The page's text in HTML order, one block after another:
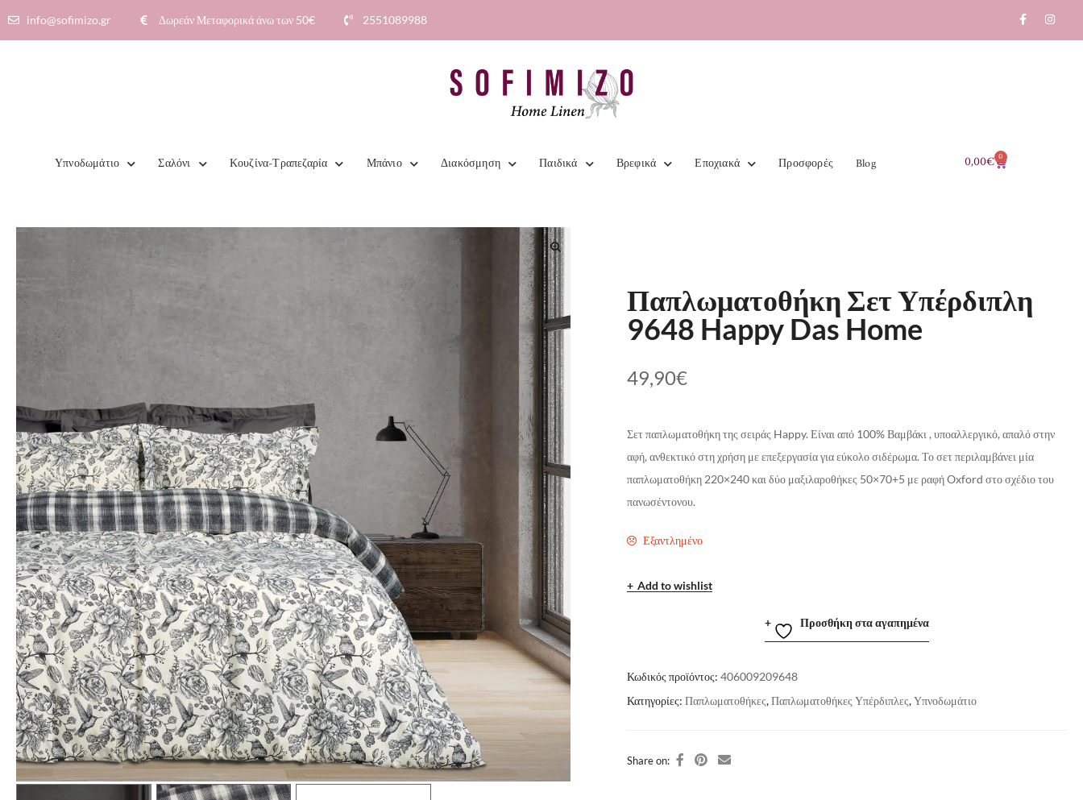
info@sofimizo.gr Δωρεάν Μεταφορικά άνω των 50€​ 2551089988
Υπνοδωμάτιο Σαλόνι Κουζίνα-Τραπεζαρία Μπάνιο Διακόσμηση Παιδικά Βρεφικά Εποχιακά Προσφορές Blog 0,00€ 0
Παπλωματοθήκη Σετ Υπέρδιπλη
9648 Happy Das Home
49,90€
Σετ παπλωματοθήκη της σειράς Happy. Είναι από 100% Βαμβάκι , υποαλλεργικό, απαλό στην
αφή, ανθεκτικό στη χρήση με επεξεργασία για εύκολο σιδέρωμα. Το σετ περιλαμβάνει μία
παπλωματοθήκη 220×240 και δύο μαξιλαροθήκες 50×70+5 με ραφή Oxford στο σχέδιο του
πανωσέντονου.
Εξαντλημένο
Add to wishlist
Προσθήκη στα αγαπημένα
Κωδικός προϊόντος: 406009209648
Κατηγορίες: Παπλωματοθήκες,Παπλωματοθήκες Υπέρδιπλες,Υπνοδωμάτιο
Share on: